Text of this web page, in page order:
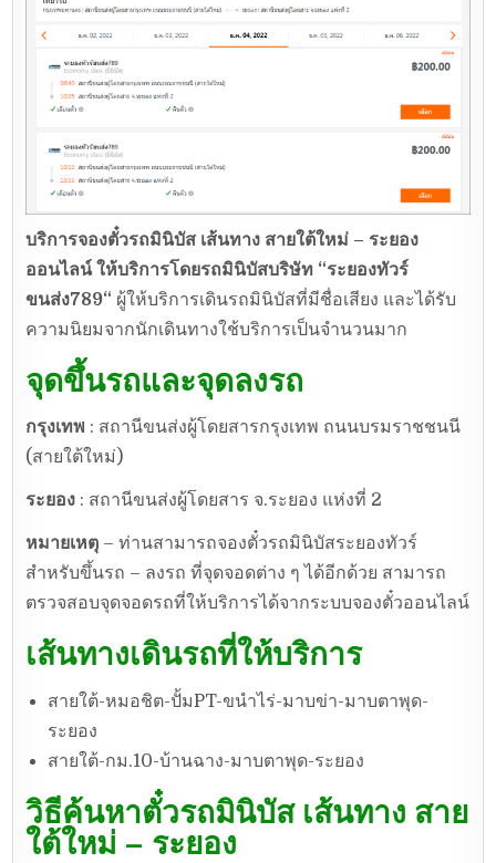
บริการจองตั๋วรถมินิบัส เส้นทาง สายใต้ใหม่ – ระยอง
ออนไลน์ ให้บริการโดยรถมินิบัสบริษัท “ระยองทัวร์
ขนส่ง789“ ผู้ให้บริการเดินรถมินิบัสที่มีชื่อเสียง และได้รับ
ความนิยมจากนักเดินทางใช้บริการเป็นจำนวนมาก
จุดขึ้นรถและจุดลงรถ
กรุงเทพ : สถานีขนส่งผู้โดยสารกรุงเทพ ถนนบรมราชชนนี
(สายใต้ใหม่)
ระยอง : สถานีขนส่งผู้โดยสาร จ.ระยอง แห่งที่ 2
หมายเหตุ – ท่านสามารถจองตั๋วรถมินิบัสระยองทัวร์
สำหรับขึ้นรถ – ลงรถ ที่จุดจอดต่าง ๆ ได้อีกด้วย สามารถ
ตรวจสอบจุดจอดรถที่ให้บริการได้จากระบบจองตั๋วออนไลน์
เส้นทางเดินรถที่ให้บริการ
สายใต้-หมอชิต-ปั้มPT-ขนำไร่-มาบข่า-มาบตาพุด-
ระยอง
สายใต้-กม.10-บ้านฉาง-มาบตาพุด-ระยอง
วิธีค้นหาตั๋วรถมินิบัส เส้นทาง สาย
ใต้ใหม่ – ระยอง